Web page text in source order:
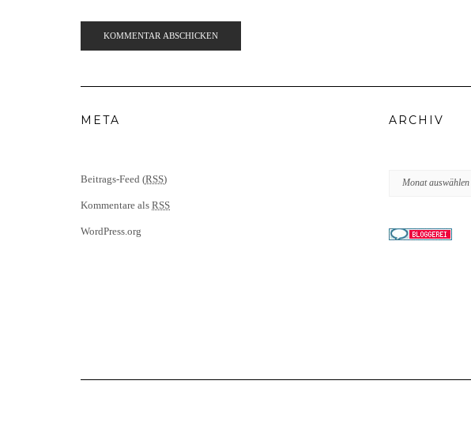
META
Beitrags-Feed (RSS)
Kommentare als RSS
WordPress.org
ARCHIV
Archiv